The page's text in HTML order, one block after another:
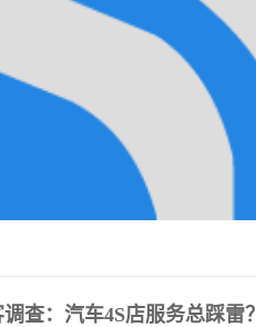
查：汽车4S店服务总踩雷？